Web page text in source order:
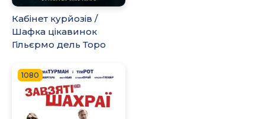
Кабінет курйозів /
Шафка цікавинок
Гільєрмо дель Торо
1080